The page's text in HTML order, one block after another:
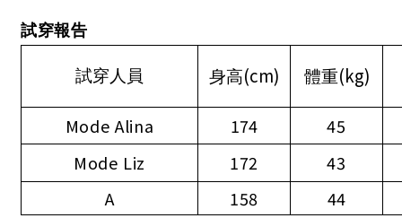
試穿報告
試穿人員 身高(cm) 體重(kg)
Mode Alina 174
45
Mode Liz
172
43
A
158 44